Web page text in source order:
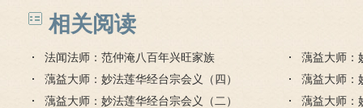
相关阅读
法闻法师：范仲淹八百年兴旺家族
蕅益大师：
蕅益大师：妙法莲华经台宗会义（四）
蕅益大师：
蕅益大师：妙法莲华经台宗会义（二）
蕅益大师：